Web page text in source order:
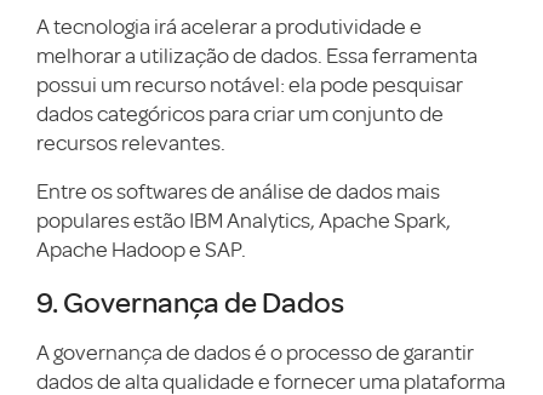
A tecnologia irá acelerar a produtividade e
melhorar a utilização de dados. Essa ferramenta
possui um recurso notável: ela pode pesquisar
dados categóricos para criar um conjunto de
recursos relevantes.
Entre os softwares de análise de dados mais
populares estão IBM Analytics, Apache Spark,
Apache Hadoop e SAP.
9. Governança de Dados
A governança de dados é o processo de garantir
dados de alta qualidade e fornecer uma plataforma